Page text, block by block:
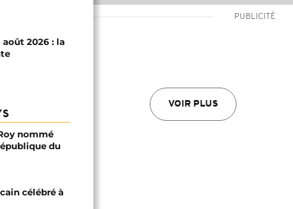
PUBLICITÉ
VOIR PLUS
2026 : la
nommé
du
célébré à